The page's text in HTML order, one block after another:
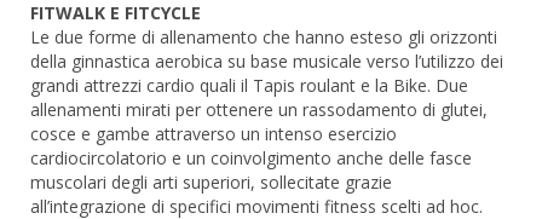
FITWALK E FITCYCLE
Le due forme di allenamento che hanno esteso gli orizzonti
della ginnastica aerobica su base musicale verso l’utilizzo dei
grandi attrezzi cardio quali il Tapis roulant e la Bike. Due
allenamenti mirati per ottenere un rassodamento di glutei,
cosce e gambe attraverso un intenso esercizio
cardiocircolatorio e un coinvolgimento anche delle fasce
muscolari degli arti superiori, sollecitate grazie
all’integrazione di specifici movimenti fitness scelti ad hoc.